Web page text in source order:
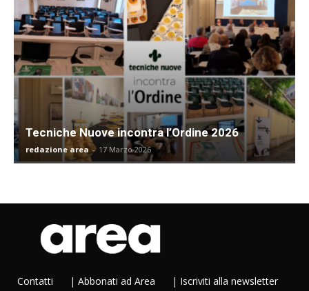
Tecniche Nuove incontra l’Ordine 2026
redazione area - 17 Marzo 2026
Contatti | Abbonati ad Area | Iscriviti alla newsletter